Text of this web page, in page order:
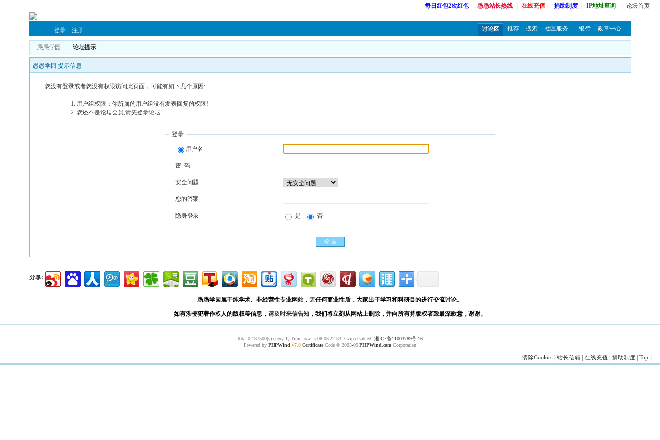
每日红包2次红包 愚愚站长热线 在线充值 捐助制度 IP地址查询 论坛首页
登录 注册 讨论区 推荐 搜索 社区服务 银行 勋章中心
愚愚学园 论坛提示
愚愚学园 提示信息
您没有登录或者您没有权限访问此页面，可能有如下几个原因:
用户组权限：你所属的用户组没有发表回复的权限!
您还不是论坛会员,请先登录论坛
登录
用户名
密 码
安全问题
您的答案
隐身登录 是 否
分享:
愚愚学园属于纯学术、非经营性专业网站，无任何商业性质，大家出于学习和科研目的进行交流讨论。
如有涉侵犯著作权人的版权等信息， 请及时来信告知 ，我们将立刻从网站上删除，并向所有持版权者致最深歉意，谢谢。
Total 0.187500(s) query 1, Time now is:08-08 22:33, Gzip disabled: 湘ICP备11003789号-16
Powered by PHPWind v7.0 CertificateCode © 2003-09 PHPWind.comCorporation
清除Cookies| 站长信箱 | 在线充值 | 捐助制度| Top|